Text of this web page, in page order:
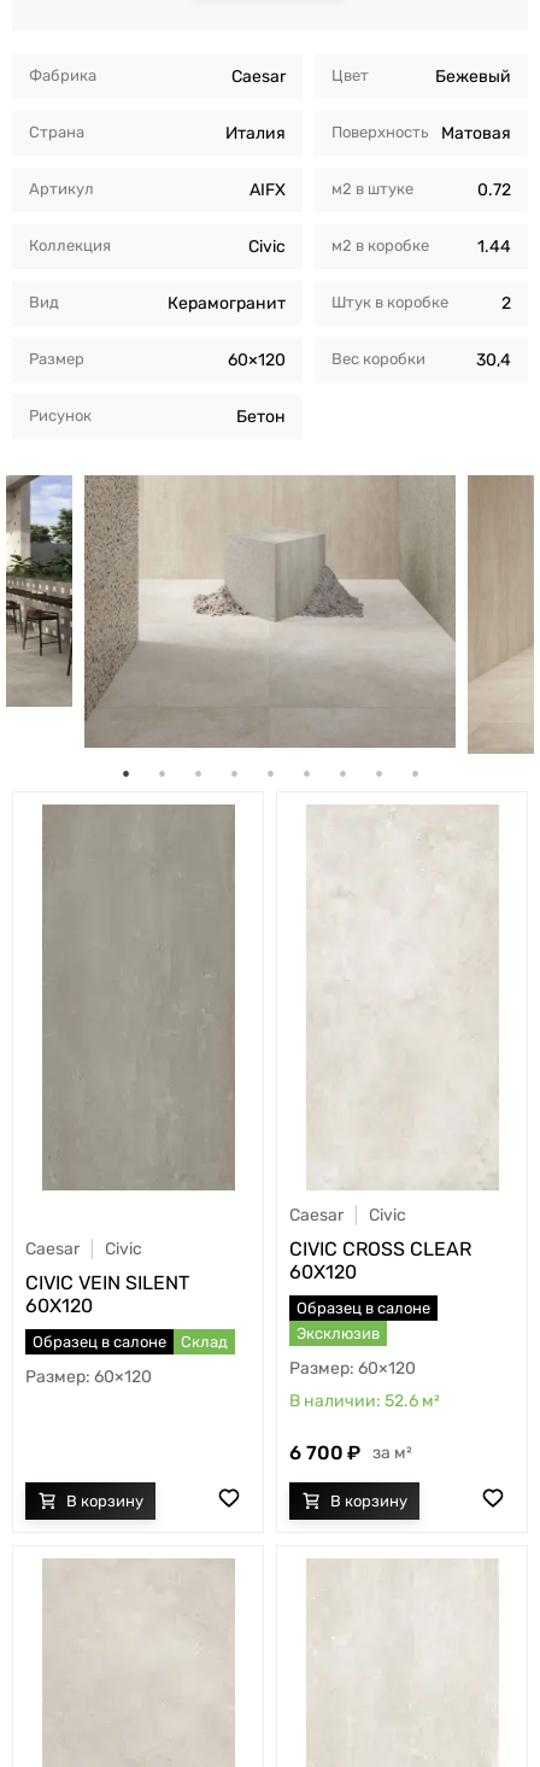
Фабрика Caesar
Страна Италия
Артикул AIFX
Коллекция Civic
Вид Керамогранит
Размер 60×120
Рисунок Бетон
Цвет Бежевый
Поверхность Матовая
м2 в штуке 0.72
м2 в коробкe 1.44
Штук в коробкe 2
Вес коробки 30,4
Caesar Civic
CIVIC VEIN SILENT
60X120
Образец в салоне Склад
60×120
Caesar Civic
CIVIC CROSS CLEAR
60X120
Образец в салоне
Эксклюзив
60×120
52.6 м²
6 700 м²